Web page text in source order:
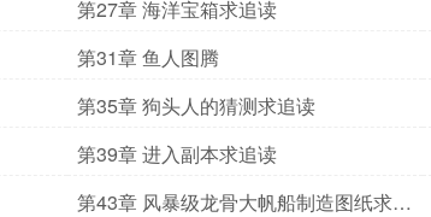
第27章 海洋宝箱求追读
第31章 鱼人图腾
第35章 狗头人的猜测求追读
第39章 进入副本求追读
第43章 风暴级龙骨大帆船制造图纸求追